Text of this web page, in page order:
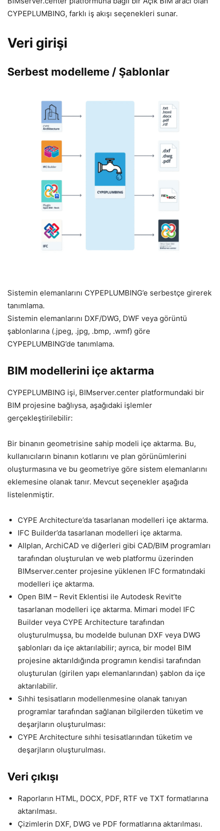
CYPEPLUMBING, farklı iş akışı seçenekleri sunar.
Veri girişi
Serbest modelleme / Şablonlar
Sistemin elemanlarını CYPEPLUMBING’e serbestçe girerek
tanımlama.
Sistemin elemanlarını DXF/DWG, DWF veya görüntü
şablonlarına (.jpeg, .jpg, .bmp, .wmf) göre
CYPEPLUMBING’de tanımlama.
BIM modellerini içe aktarma
CYPEPLUMBING işi, BIMserver.center platformundaki bir
BIM projesine bağlıysa, aşağıdaki işlemler
gerçekleştirilebilir:
Bir binanın geometrisine sahip modeli içe aktarma. Bu,
kullanıcıların binanın kotlarını ve plan görünümlerini
oluşturmasına ve bu geometriye göre sistem elemanlarını
eklemesine olanak tanır. Mevcut seçenekler aşağıda
listelenmiştir.
CYPE Architecture’da tasarlanan modelleri içe aktarma.
IFC Builder’da tasarlanan modelleri içe aktarma.
Allplan, ArchiCAD ve diğerleri gibi CAD/BIM programları
tarafından oluşturulan ve web platformu üzerinden
BIMserver.center projesine yüklenen IFC formatındaki
modelleri içe aktarma.
Open BIM – Revit Eklentisi ile Autodesk Revit’te
tasarlanan modelleri içe aktarma. Mimari model IFC
Builder veya CYPE Architecture tarafından
oluşturulmuşsa, bu modelde bulunan DXF veya DWG
şablonları da içe aktarılabilir; ayrıca, bir model BIM
projesine aktarıldığında programın kendisi tarafından
oluşturulan (girilen yapı elemanlarından) şablon da içe
aktarılabilir.
Sıhhi tesisatların modellenmesine olanak tanıyan
programlar tarafından sağlanan bilgilerden tüketim ve
deşarjların oluşturulması:
CYPE Architecture sıhhi tesisatlarından tüketim ve
deşarjların oluşturulması.
Veri çıkışı
Raporların HTML, DOCX, PDF, RTF ve TXT formatlarına
aktarılması.
Çizimlerin DXF, DWG ve PDF formatlarına aktarılması.